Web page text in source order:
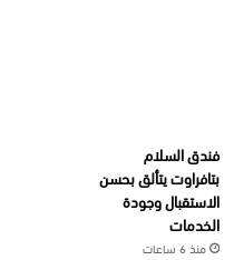
فندق السلام
بتافراوت يتألق بحسن
الاستقبال وجودة
الخدمات
منذ 6 ساعات